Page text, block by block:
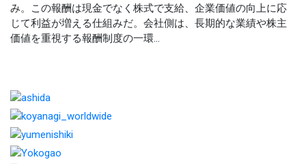
み。この報酬は現金でなく株式で支給、企業価値の向上に応
じて利益が増える仕組みだ。会社側は、長期的な業績や株主
価値を重視する報酬制度の一環...